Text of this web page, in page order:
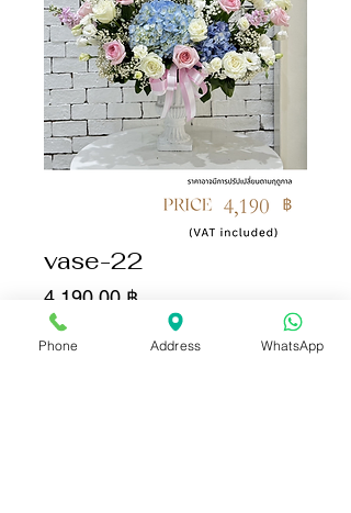
vase-22
4 190,00 ฿Цена
Количество
Phone Address WhatsApp